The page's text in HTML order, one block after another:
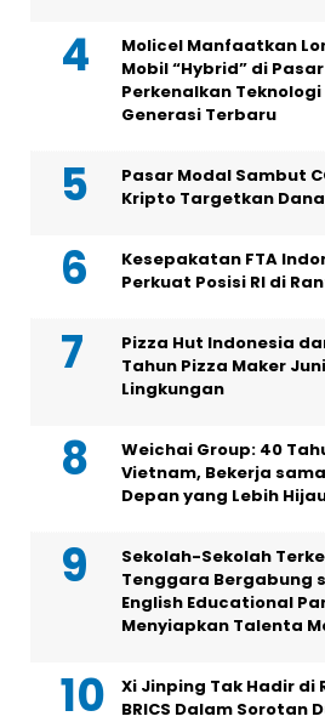
Molicel Manfaatkan
Mobil “Hybrid” di
Perkenalkan
Generasi Terbaru
Pasar Modal Sambut
Kripto Targetkan
Kesepakatan FTA
Perkuat Posisi RI di
Pizza Hut Indonesia
Tahun Pizza Maker
Lingkungan
Weichai Group: 40
Vietnam, Bekerja
Depan yang Lebih
Sekolah-Sekolah
Tenggara Bergabung
English Educational
Menyiapkan Talenta
Xi Jinping Tak Hadir di
BRICS Dalam Sorotan